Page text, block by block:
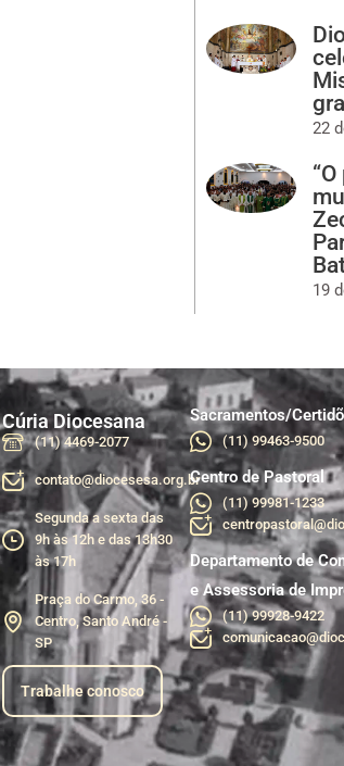
22
19
Cúria Diocesana
(11) 4469-2077
contato@diocesesa.org.br
Segunda a sexta das
9h às 12h e das 13h30
às 17h
Praça do Carmo, 36 -
Centro, Santo André -
SP
Trabalhe conosco
Sacramentos/
(11) 99463-9500
Centro de Pastoral
(11) 99981-1233
Departamento de
e Assessoria de
(11) 99928-9422